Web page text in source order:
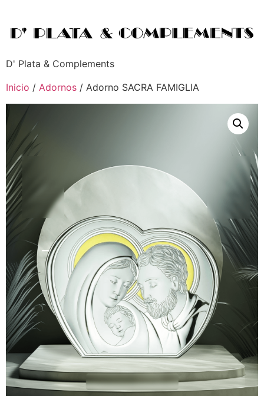
D' Plata & Complements
Inicio / Adornos / Adorno SACRA FAMIGLIA